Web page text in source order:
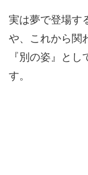
実は夢で登場す
や、これから関
『別の姿』と
す。